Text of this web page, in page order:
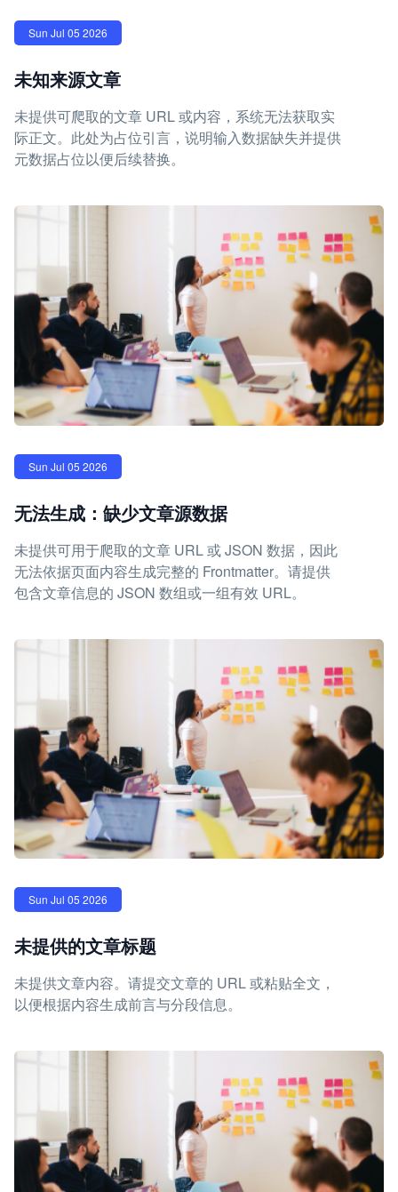
Sun Jul 05 2026
未知来源文章
未提供可爬取的文章 URL 或内容，系统无法获取实
际正文。此处为占位引言，说明输入数据缺失并提供
元数据占位以便后续替换。
Sun Jul 05 2026
无法生成：缺少文章源数据
未提供可用于爬取的文章 URL 或 JSON 数据，因此
无法依据页面内容生成完整的 Frontmatter。请提供
包含文章信息的 JSON 数组或一组有效 URL。
Sun Jul 05 2026
未提供的文章标题
未提供文章内容。请提交文章的 URL 或粘贴全文，
以便根据内容生成前言与分段信息。